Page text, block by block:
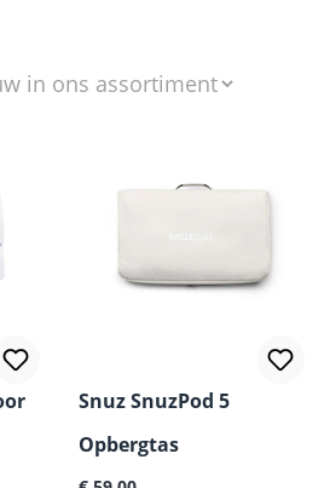
Tover je slaapkamer met
waardevolle nabijheid van je
Snuz SnuzPod 5
Opbergtas